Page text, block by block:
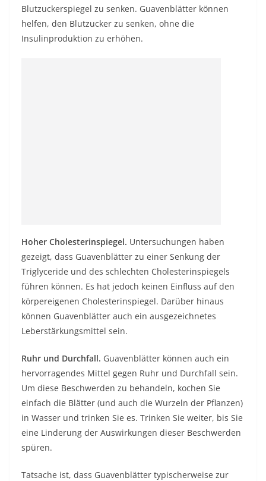
Blutzuckerspiegel zu senken. Guavenblätter können
helfen, den Blutzucker zu senken, ohne die
Insulinproduktion zu erhöhen.
Hoher Cholesterinspiegel. Untersuchungen haben
gezeigt, dass Guavenblätter zu einer Senkung der
Triglyceride und des schlechten Cholesterinspiegels
führen können. Es hat jedoch keinen Einfluss auf den
körpereigenen Cholesterinspiegel. Darüber hinaus
können Guavenblätter auch ein ausgezeichnetes
Leberstärkungsmittel sein.
Ruhr und Durchfall. Guavenblätter können auch ein
hervorragendes Mittel gegen Ruhr und Durchfall sein.
Um diese Beschwerden zu behandeln, kochen Sie
einfach die Blätter (und auch die Wurzeln der Pflanzen)
in Wasser und trinken Sie es. Trinken Sie weiter, bis Sie
eine Linderung der Auswirkungen dieser Beschwerden
spüren.
Tatsache ist, dass Guavenblätter typischerweise zur